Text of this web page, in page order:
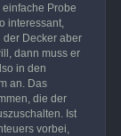
Probe
interessant,
Decker aber
dann muss er
in den
an. Das
die der
Ist
vorbei,